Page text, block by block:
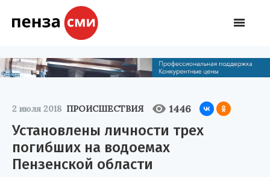
2 июля 2018 ПРОИСШЕСТВИЯ 1446
Установлены личности трех
погибших на водоемах
Пензенской области